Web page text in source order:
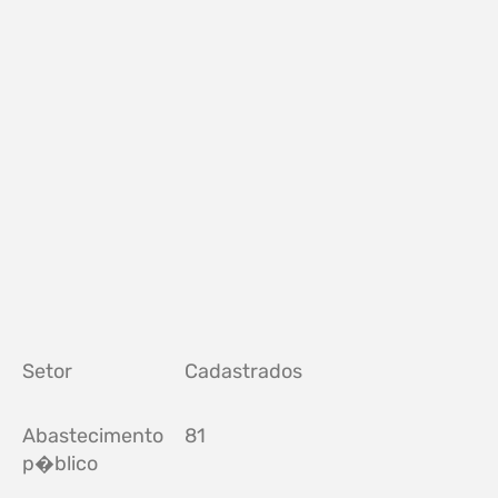
Setor Cadastrados
Abastecimento
p�blico
81